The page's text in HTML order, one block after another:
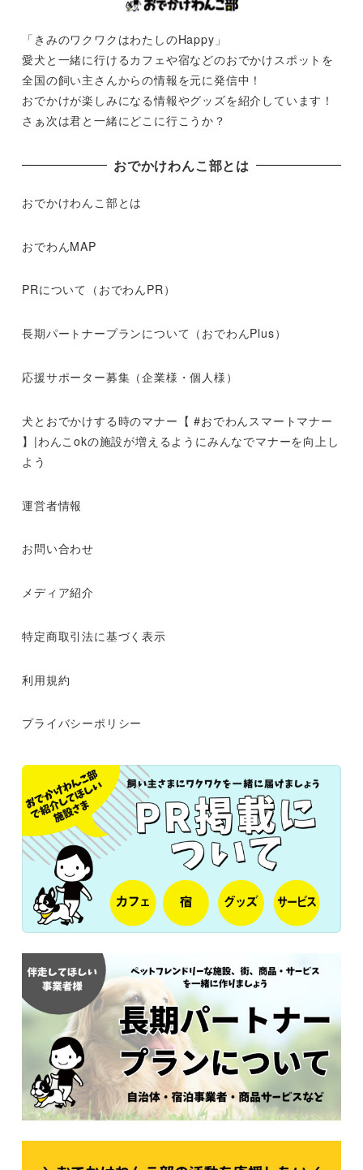
「きみのワクワクはわたしのHappy」
愛犬と一緒に行けるカフェや宿などのおでかけスポットを
全国の飼い主さんからの情報を元に発信中！
おでかけが楽しみになる情報やグッズを紹介しています！
さぁ次は君と一緒にどこに行こうか？
おでかけわんこ部とは
おでかけわんこ部とは
おでわんMAP
PRについて（おでわんPR）
長期パートナープランについて（おでわんPlus）
応援サポーター募集（企業様・個人様）
犬とおでかけする時のマナー【 #おでわんスマートマナー
】|わんこokの施設が増えるようにみんなでマナーを向上し
よう
運営者情報
お問い合わせ
メディア紹介
特定商取引法に基づく表示
利用規約
プライバシーポリシー